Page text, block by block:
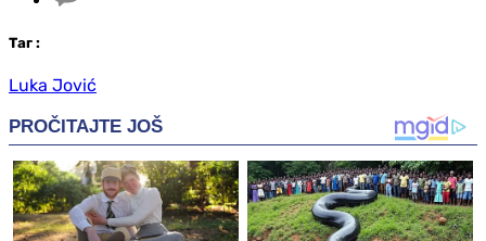
Таг :
Luka Jović